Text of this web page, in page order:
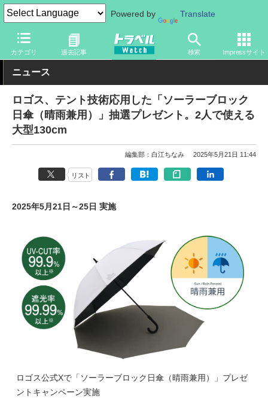
Powered by Translate
カテゴリ 過去記事 検索 Impressサイト
トラベル Watch 旅のアイテム 旅行グッズ 雨具
ニュース
ロゴス、テント技術応用した「ソーラーブロック
日傘（晴雨兼用）」抽選プレゼント。2人で使える
大型130cm
編集部：白江ちなみ 2025年5月21日 11:44
リスト
2025年5月21日～25日 実施
ロゴス公式Xで「ソーラーブロック日傘（晴雨兼用）」プレゼ
ントキャンペーン実施